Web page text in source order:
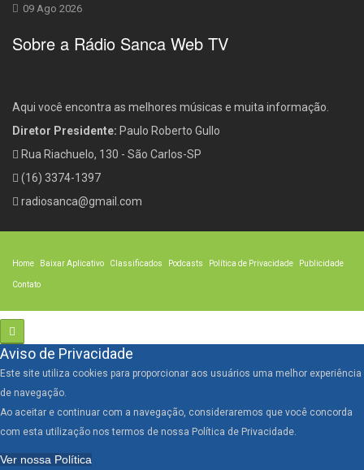
09 Ago 2026
Sobre a Rádio Sanca Web TV
Aqui você encontra as melhores músicas e muita informação.
Diretor Presidente: Paulo Roberto Gullo
Rua Riachuelo, 130 - São Carlos-SP
(16) 3374-1397
radiosanca@gmail.com
Home Baixar Aplicativo Classificados Podcasts Política de Privacidade Publicidade
Contato
Aviso de Privacidade
Este site utiliza cookies para proporcionar aos usuários uma melhor experiência
de navegação.
Ao aceitar e continuar com a navegação, consideraremos que você concorda
com esta utilização nos termos de nossa Política de Privacidade.
Ver nossa Política